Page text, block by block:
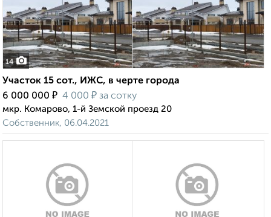
14
Участок 15 сот., ИЖС, в черте города
6 000 000 ₽ 4 000 ₽ за сотку
мкр. Комарово, 1-й Земской проезд 20
Собственник, 06.04.2021